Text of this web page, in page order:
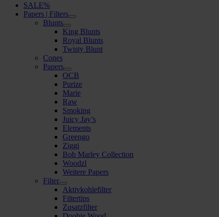
SALE%
Papers | Filters
Blunts
King Blunts
Royal Blunts
Twisty Blunt
Cones
Papers
OCB
Purize
Marie
Raw
Smoking
Juicy Jay’s
Elements
Greengo
Ziggi
Bob Marley Collection
Woodzl
Weitere Papers
Filter
Aktivkohlefilter
Filtertips
Zusatzfilter